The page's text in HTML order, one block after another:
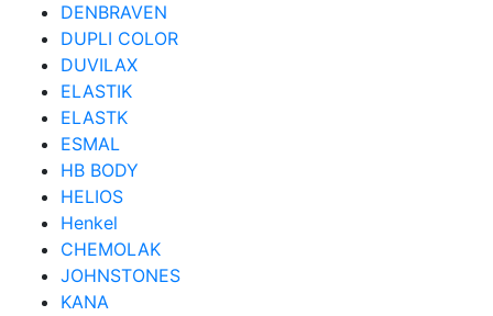
DENBRAVEN
DUPLI COLOR
DUVILAX
ELASTIK
ELASTK
ESMAL
HB BODY
HELIOS
Henkel
CHEMOLAK
JOHNSTONES
KANA